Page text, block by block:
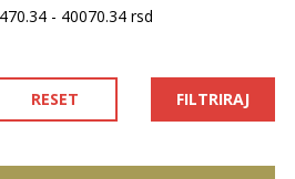
RESET FILTRIRAJ